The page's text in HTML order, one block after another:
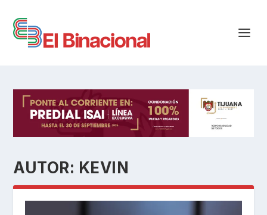
AUTOR: KEVIN